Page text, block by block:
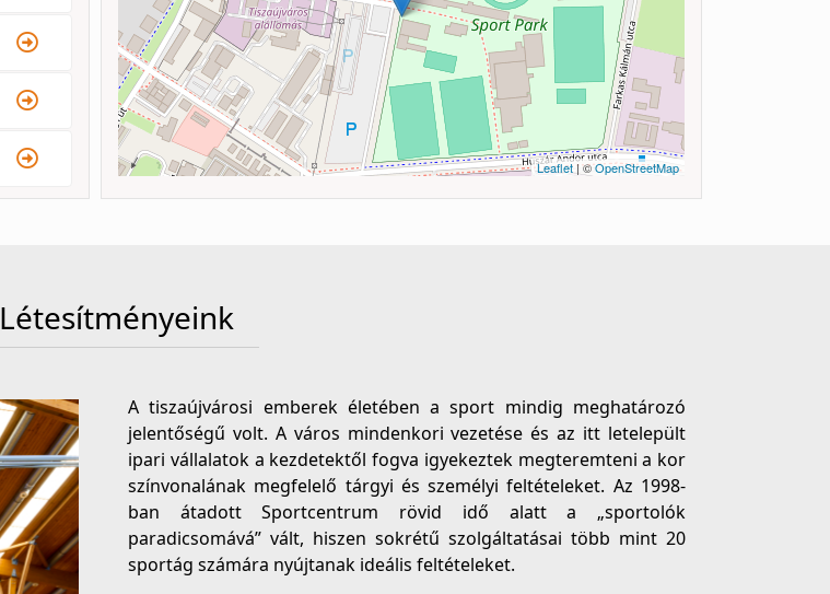
Leaflet| ©OpenStreetMap
Létesítményeink
A tiszaújvárosi emberek életében a sport mindig meghatározó
jelentőségű volt. A város mindenkori vezetése és az itt letelepült
ipari vállalatok a kezdetektől fogva igyekeztek megteremteni a kor
színvonalának megfelelő tárgyi és személyi feltételeket. Az 1998-
ban átadott Sportcentrum rövid idő alatt a „sportolók
paradicsomává” vált, hiszen sokrétű szolgáltatásai több mint 20
sportág számára nyújtanak ideális feltételeket.